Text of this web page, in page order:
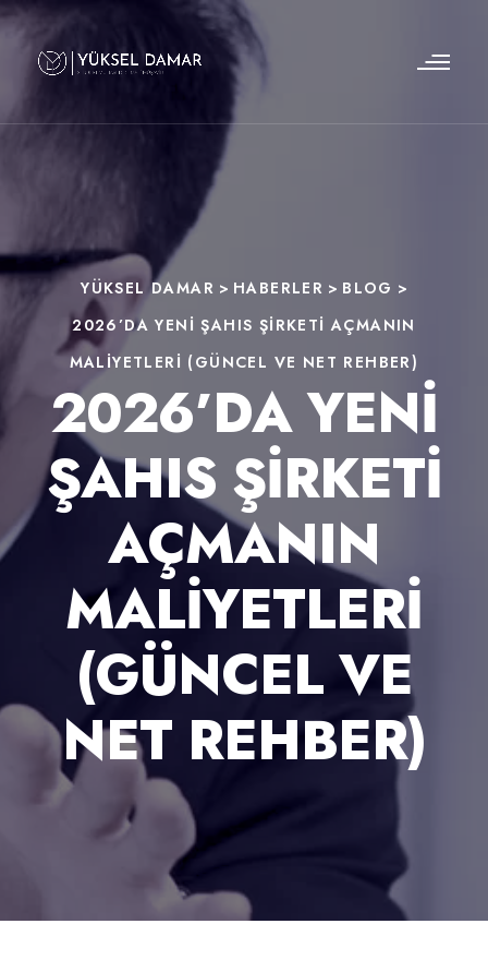
YÜKSEL DAMAR > HABERLER > BLOG >
2026’DA YENI ŞAHIS ŞIRKETI AÇMANIN
MALIYETLERI (GÜNCEL VE NET REHBER)
2026’DA YENI
ŞAHIS ŞIRKETI
AÇMANIN
MALIYETLERI
(GÜNCEL VE
NET REHBER)